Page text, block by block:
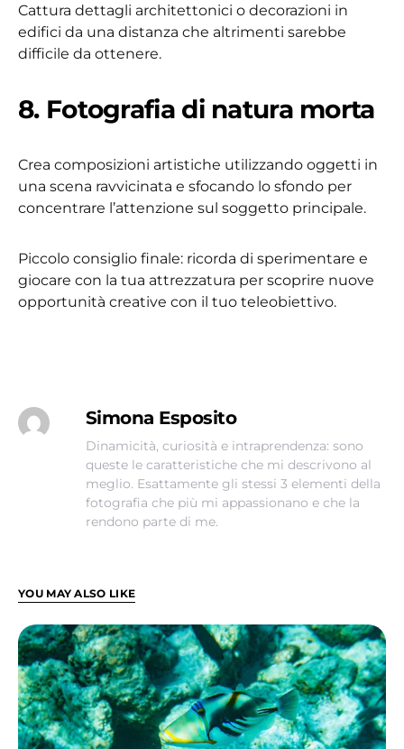
Cattura dettagli architettonici o decorazioni in
edifici da una distanza che altrimenti sarebbe
difficile da ottenere.
8. Fotografia di natura morta
Crea composizioni artistiche utilizzando oggetti in
una scena ravvicinata e sfocando lo sfondo per
concentrare l’attenzione sul soggetto principale.
Piccolo consiglio finale: ricorda di sperimentare e
giocare con la tua attrezzatura per scoprire nuove
opportunità creative con il tuo teleobiettivo.
Simona Esposito
Dinamicità, curiosità e intraprendenza: sono
queste le caratteristiche che mi descrivono al
meglio. Esattamente gli stessi 3 elementi della
fotografia che più mi appassionano e che la
rendono parte di me.
YOU MAY ALSO LIKE